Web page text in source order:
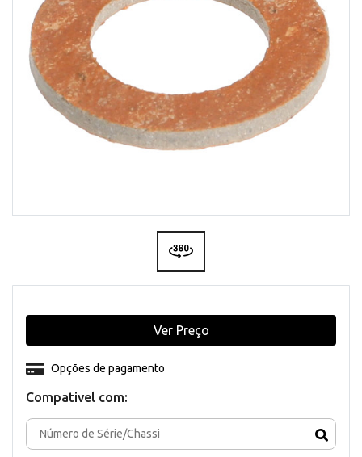
Compativel com:
Opções de pagamento
Ver Preço